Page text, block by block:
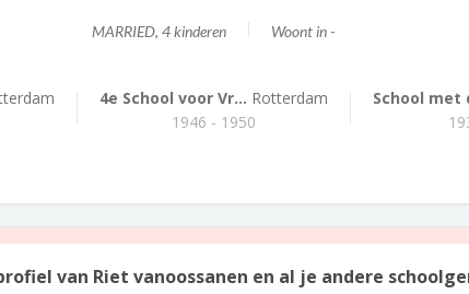
MARRIED, 4 kinderen Woont in -
4e School voor Vr... Rotterdam
1946 - 1950
School met
van Riet vanoossanen en al je andere